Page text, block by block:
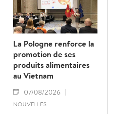
La Pologne renforce la
promotion de ses
produits alimentaires
au Vietnam
07/08/2026
NOUVELLES